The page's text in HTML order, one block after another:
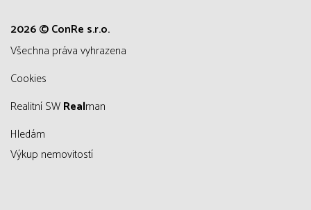
2026 © ConRe s.r.o.
všechna práva vyhrazena
Cookies
Realitní SWRealman
Hledám
Výkup nemovitostí